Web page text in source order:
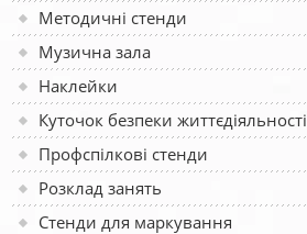
Методичні стенди
Музична зала
Наклейки
Куточок безпеки життєдіяльності
Профспілкові стенди
Розклад занять
Стенди для маркування